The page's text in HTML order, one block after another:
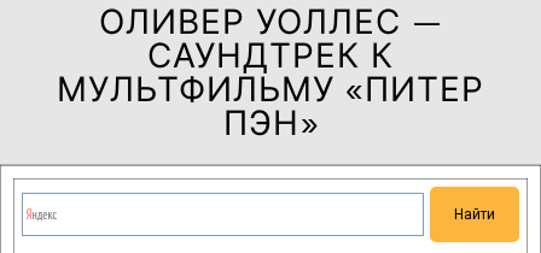
ОЛИВЕР УОЛЛЕС —
САУНДТРЕК К
МУЛЬТФИЛЬМУ «ПИТЕР
ПЭН»